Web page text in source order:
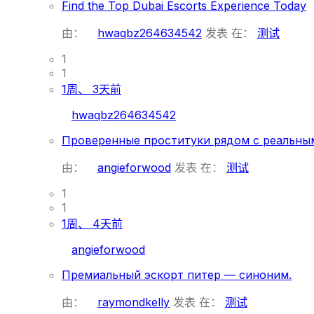
Find the Top Dubai Escorts Experience Today
由：
hwaqbz264634542 发表 在： 测试
1
1
1周、 3天前
hwaqbz264634542
Проверенные проституки рядом с
由：
angieforwood 发表 在： 测试
1
1
1周、 4天前
angieforwood
Премиальный эскорт питер — синоним.
由：
raymondkelly 发表 在： 测试